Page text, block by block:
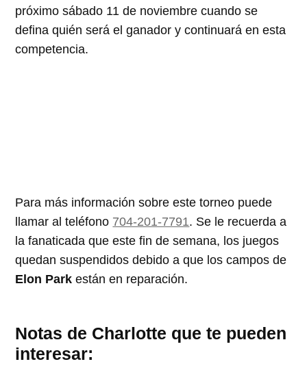
próximo sábado 11 de noviembre cuando se
defina quién será el ganador y continuará en esta
competencia.
Para más información sobre este torneo puede
llamar al teléfono 704-201-7791. Se le recuerda a
la fanaticada que este fin de semana, los juegos
quedan suspendidos debido a que los campos de
Elon Park están en reparación.
Notas de Charlotte que te pueden
interesar: